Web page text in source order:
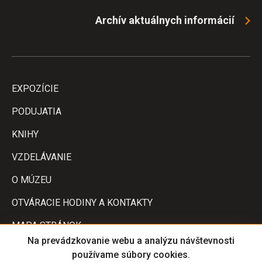
Archív aktuálnych informácií
EXPOZÍCIE
PODUJATIA
KNIHY
VZDELÁVANIE
O MÚZEU
OTVÁRACIE HODINY A KONTAKTY
MAPA STRÁNOK
VERZIE PRE TLAČ
Na prevádzkovanie webu a analýzu návštevnosti
používame súbory cookies.
ULOŽIŤ NASTAVENIA